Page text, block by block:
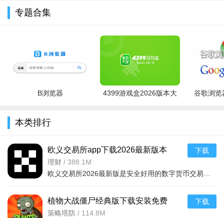
专题合集
B浏览器
4399游戏盒2026版本大
谷歌浏览
本类排行
欧义交易所app下载2026最新版本
v6.165.0最新版
理财 / 388.1M
下载
植物大战僵尸经典版下载安装免费
v3.15.0安卓版
策略塔防 / 114.8M
下载